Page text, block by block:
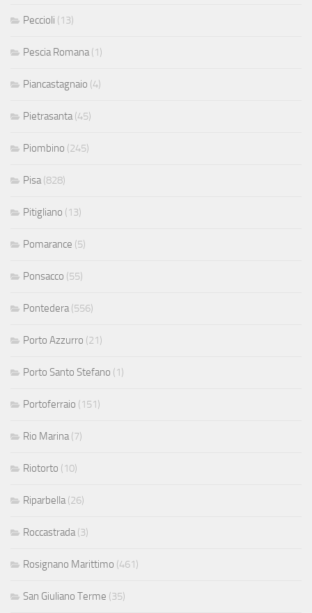
Peccioli (13)
Pescia Romana (1)
Piancastagnaio (4)
Pietrasanta (45)
Piombino (245)
Pisa (828)
Pitigliano (13)
Pomarance (5)
Ponsacco (55)
Pontedera (556)
Porto Azzurro (21)
Porto Santo Stefano (1)
Portoferraio (151)
Rio Marina (7)
Riotorto (10)
Riparbella (26)
Roccastrada (3)
Rosignano Marittimo (461)
San Giuliano Terme (35)